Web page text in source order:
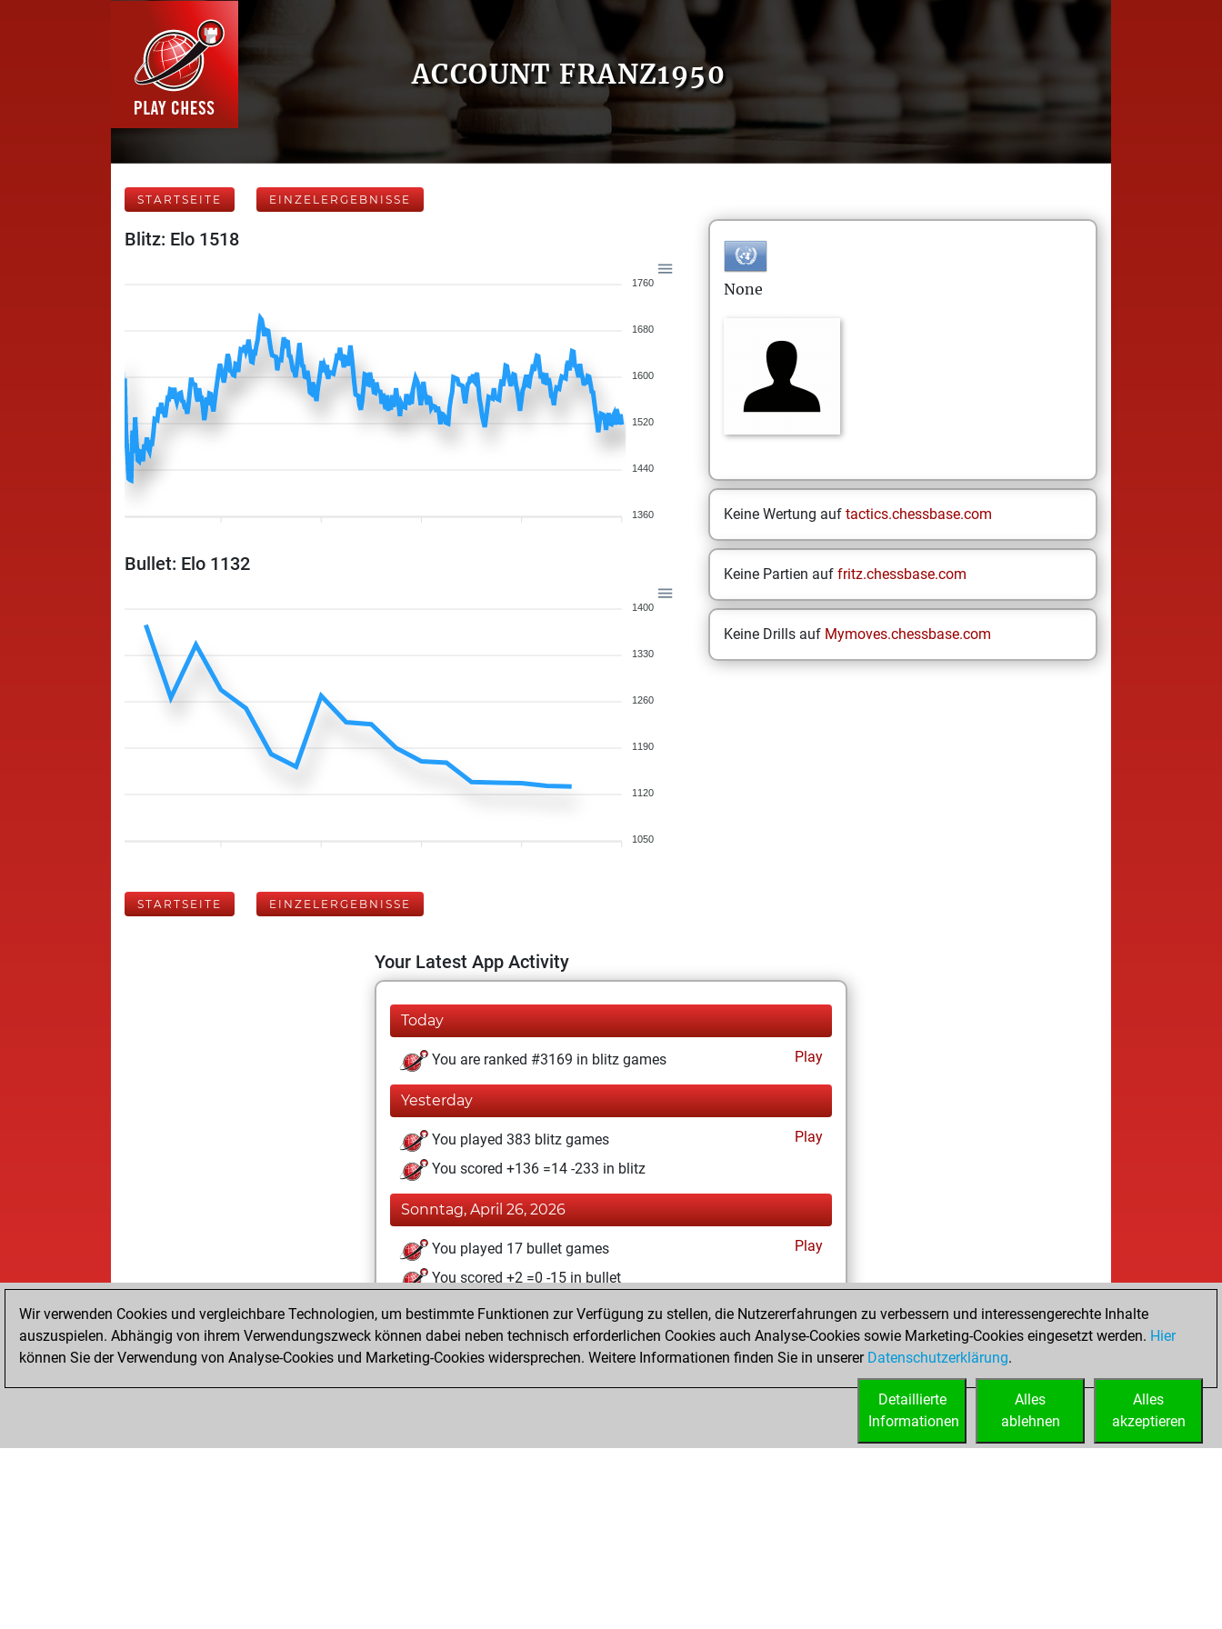
ACCOUNT FRANZ1950
STARTSEITE EINZELERGEBNISSE
Blitz: Elo 1518
1760
1680
1600
1520
1440
1360
Bullet: Elo 1132
1400
1330
1260
1190
1120
1050
None
Keine Wertung auf tactics.chessbase.com
Keine Partien auf fritz.chessbase.com
Keine Drills auf Mymoves.chessbase.com
STARTSEITE EINZELERGEBNISSE
Your Latest App Activity
Today
You are ranked #3169 in blitz games Play
Yesterday
You played 383 blitz games
Play
You scored +136 =14 -233 in blitz
Sonntag, April 26, 2026
You played 17 bullet games
Play
You scored +2 =0 -15 in bullet
Samstag, August 6, 2016
You created your Play account Play
Wir verwenden Cookies und vergleichbare Technologien, um bestimmte Funktionen zur Verfügung zu stellen, die Nutzererfahrungen zu verbessern und interessengerechte Inhalte
auszuspielen. Abhängig von ihrem Verwendungszweck können dabei neben technisch erforderlichen Cookies auch Analyse-Cookies sowie Marketing-Cookies eingesetzt werden. Hier
können Sie der Verwendung von Analyse-Cookies und Marketing-Cookies widersprechen. Weitere Informationen finden Sie in unserer Datenschutzerklärung.
Alles
akzeptieren
Alles
ablehnen
Detaillierte
Informationen